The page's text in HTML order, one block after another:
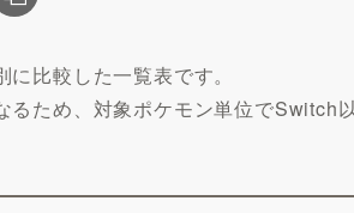
比較した一覧表です。
るため、対象ポケモン単位でSwitch